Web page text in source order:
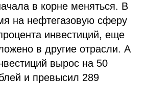
в корне меняться. В
на нефтегазовую сферу
инвестиций, еще
в другие отрасли. А
вырос на 50
и превысил 289